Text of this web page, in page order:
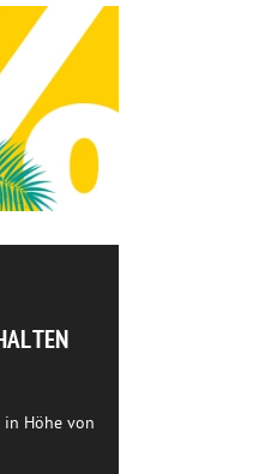
in Höhe von